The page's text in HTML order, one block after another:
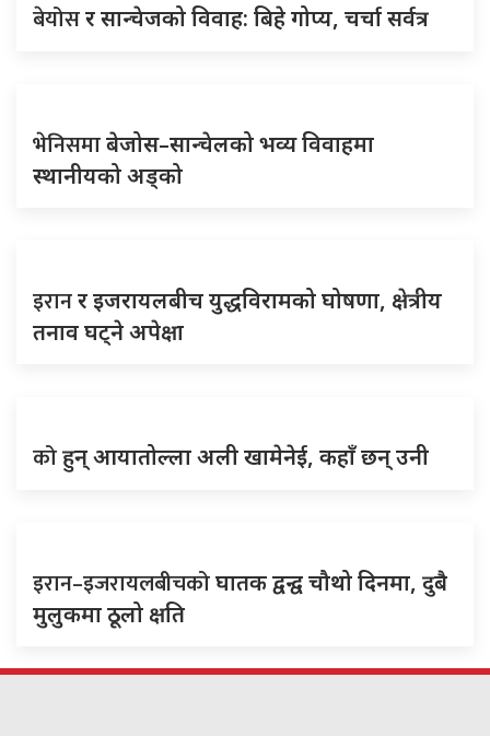
बेयोसर सान्चेजको विवाह: बिहे गोप्य, चर्चा सर्वत्र
भेनिसमाबेजोस–सान्चेलको भव्य विवाहमा
स्थानीयको अड्को
इरानर इजरायलबीच युद्धविरामको घोषणा, क्षेत्रीय
तनाव घट्ने अपेक्षा
कोहुन् आयातोल्ला अली खामेनेई, कहाँ छन् उनी
इरान–इजरायलबीचकोघातक द्वन्द्व चौथो दिनमा, दुबै
मुलुकमा ठूलो क्षति